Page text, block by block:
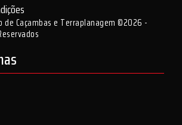
de Caçambas e Terraplanagem ©2026 -